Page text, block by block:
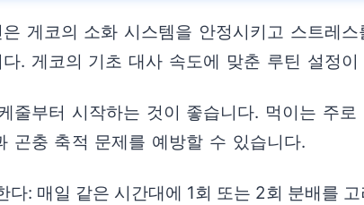
게코의 소화 시스템을 안정시키고 스트레
. 게코의 기초 대사 속도에 맞춘 루틴 설정이
줄부터 시작하는 것이 좋습니다. 먹이는 주
곤충 축적 문제를 예방할 수 있습니다.
다: 매일 같은 시간대에 1회 또는 2회 분배를